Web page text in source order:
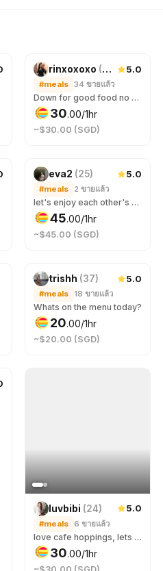
rinxoxoxo (24 5.0
#meals 34 ขายแล้ว
Down for good food no matter where the place is at! Specificly love anything chocolate or ice cream.
30.00/1hr
~$30.00 (SGD)
จองแล้ว 5×
eva2 (25) 5.0
#meals 2 ขายแล้ว
let's enjoy each other's company while having good food ❤️
45.00/1hr
~$45.00 (SGD)
trishh (37) 5.0
#meals 18 ขายแล้ว
Whats on the menu today?
20.00/1hr
~$20.00 (SGD)
luvbibi (24) 5.0
#meals 6 ขายแล้ว
love cafe hoppings, lets chat over a meal !
30.00/1hr
~$30.00 (SGD)